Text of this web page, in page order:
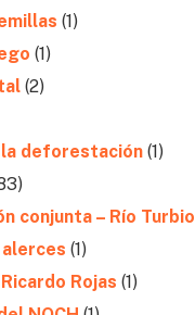
(1)
(1)
(2)
deforestación (1)
conjunta – Río Turbio
(1)
Rojas (1)